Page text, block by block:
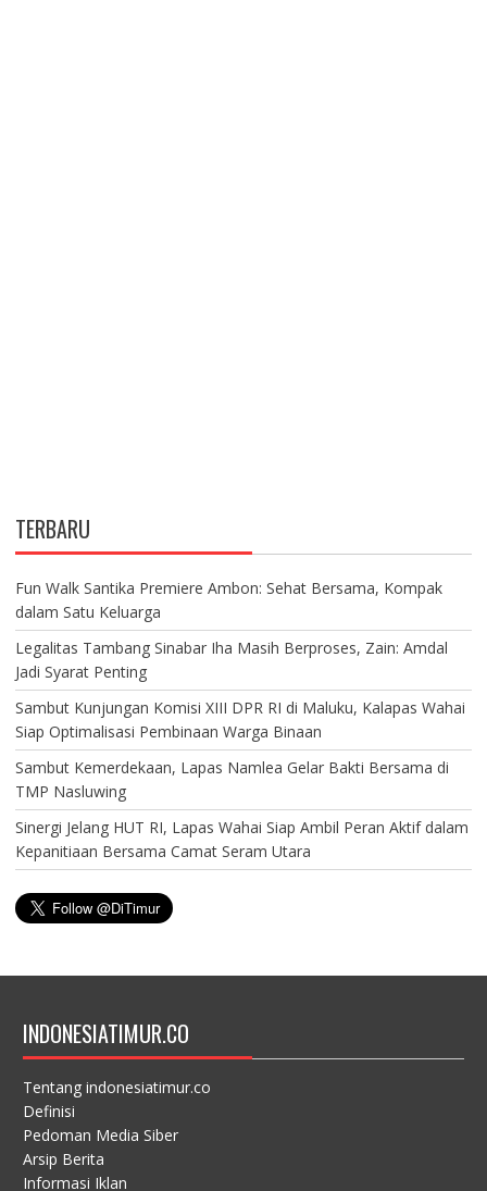
TERBARU
Fun Walk Santika Premiere Ambon: Sehat Bersama, Kompak
dalam Satu Keluarga
Legalitas Tambang Sinabar Iha Masih Berproses, Zain: Amdal
Jadi Syarat Penting
Sambut Kunjungan Komisi XIII DPR RI di Maluku, Kalapas Wahai
Siap Optimalisasi Pembinaan Warga Binaan
Sambut Kemerdekaan, Lapas Namlea Gelar Bakti Bersama di
TMP Nasluwing
Sinergi Jelang HUT RI, Lapas Wahai Siap Ambil Peran Aktif dalam
Kepanitiaan Bersama Camat Seram Utara
INDONESIATIMUR.CO
Tentang indonesiatimur.co
Definisi
Pedoman Media Siber
Arsip Berita
Informasi Iklan